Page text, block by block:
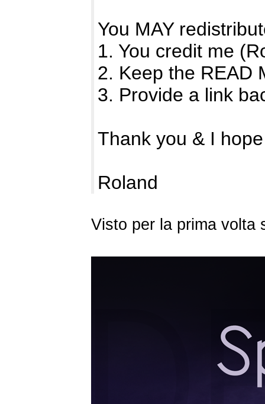
You MAY
1. You credit me
2. Keep the READ
3. Provide a link
Thank you & I
Roland
Visto per la prima volta